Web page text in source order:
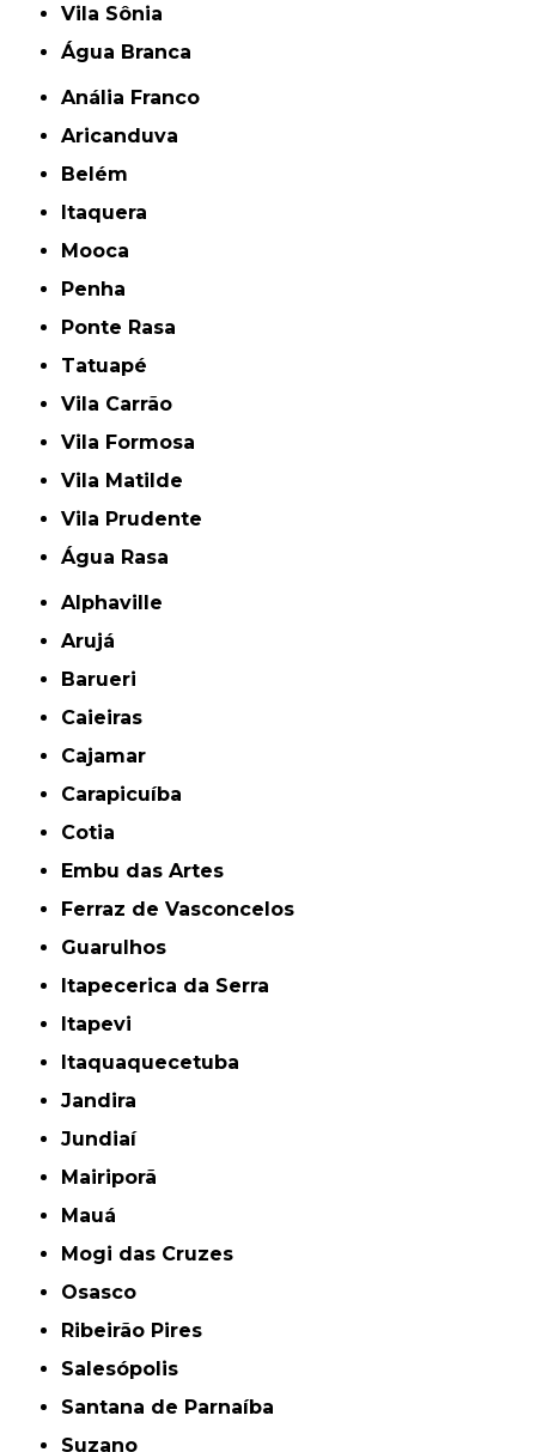
Vila Sônia
Água Branca
Anália Franco
Aricanduva
Belém
Itaquera
Mooca
Penha
Ponte Rasa
Tatuapé
Vila Carrão
Vila Formosa
Vila Matilde
Vila Prudente
Água Rasa
Alphaville
Arujá
Barueri
Caieiras
Cajamar
Carapicuíba
Cotia
Embu das Artes
Ferraz de Vasconcelos
Guarulhos
Itapecerica da Serra
Itapevi
Itaquaquecetuba
Jandira
Jundiaí
Mairiporã
Mauá
Mogi das Cruzes
Osasco
Ribeirão Pires
Salesópolis
Santana de Parnaíba
Suzano